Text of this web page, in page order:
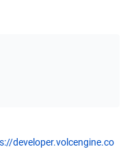
developer.volcengine.co